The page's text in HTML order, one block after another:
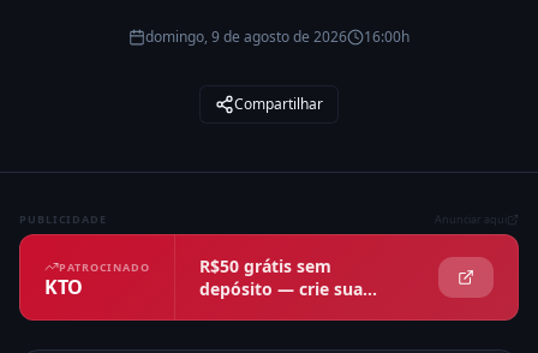
domingo, 9 de agosto de 2026 16:00h
Compartilhar
PUBLICIDADE Anunciar aqui
PATROCINADO
KTO
R$50 grátis sem
depósito — crie sua